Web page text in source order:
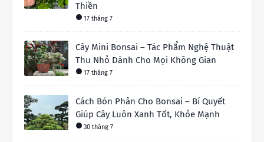
Thiền
17 tháng 7
Cây Mini Bonsai – Tác Phẩm Nghệ Thuật
Thu Nhỏ Dành Cho Mọi Không Gian
17 tháng 7
Cách Bón Phân Cho Bonsai – Bí Quyết
Giúp Cây Luôn Xanh Tốt, Khỏe Mạnh
30 tháng 7